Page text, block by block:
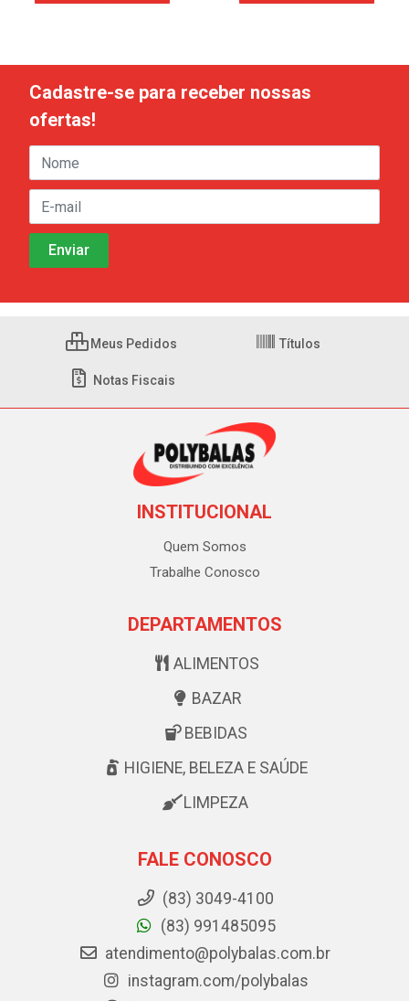
Cadastre-se para receber nossas
ofertas!
Meus Pedidos Títulos
Notas Fiscais
INSTITUCIONAL
Quem Somos
Trabalhe Conosco
DEPARTAMENTOS
ALIMENTOS
BAZAR
BEBIDAS
HIGIENE, BELEZA E SAÚDE
LIMPEZA
FALE CONOSCO
(83) 3049-4100
(83) 991485095
atendimento@polybalas.com.br
instagram.com/polybalas